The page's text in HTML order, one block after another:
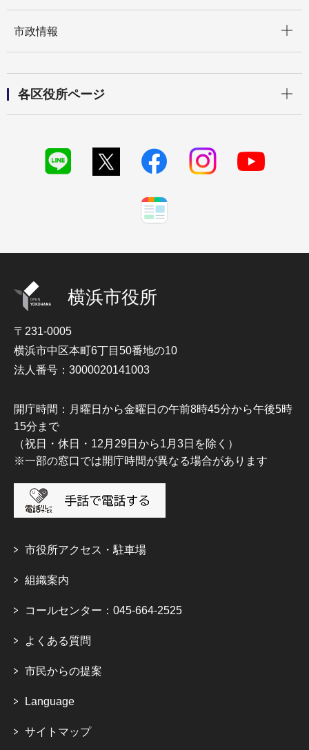
市政情報
各区役所ページ
横浜市役所
〒231-0005
横浜市中区本町6丁目50番地の10
法人番号：3000020141003
開庁時間：月曜日から金曜日の午前8時45分から午後5時
15分まで
（祝日・休日・12月29日から1月3日を除く）
※一部の窓口では開庁時間が異なる場合があります
市役所アクセス・駐車場
組織案内
コールセンター：045-664-2525
よくある質問
市民からの提案
Language
サイトマップ